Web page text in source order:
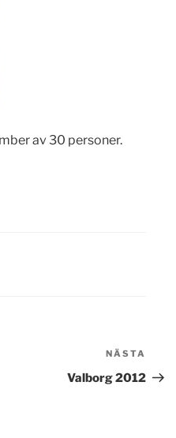
av 30 personer.
inlägg
NÄSTA
Valborg 2012